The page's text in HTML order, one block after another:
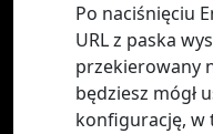
Po naciśnięciu
URL z paska
przekierowany
będziesz mógł
konfigurację, w